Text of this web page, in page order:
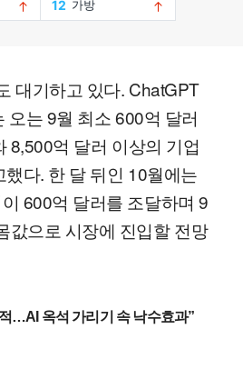
대기하고 있다. ChatGPT
오는 9월 최소 600억 달러
8,500억 달러 이상의 기업
다. 한 달 뒤인 10월에는
600억 달러를 조달하며 9
값으로 시장에 진입할 전망
…AI 옥석 가리기 속 낙수효과”